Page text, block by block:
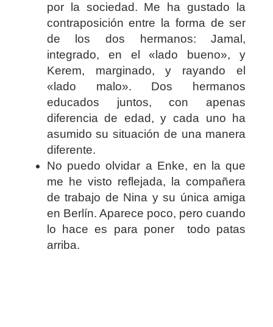
por la sociedad. Me ha gustado la
contraposición entre la forma de ser
de los dos hermanos: Jamal,
integrado, en el «lado bueno», y
Kerem, marginado, y rayando el
«lado malo». Dos hermanos
educados juntos, con apenas
diferencia de edad, y cada uno ha
asumido su situación de una manera
diferente.
No puedo olvidar a Enke, en la que
me he visto reflejada, la compañera
de trabajo de Nina y su única amiga
en Berlín. Aparece poco, pero cuando
lo hace es para poner todo patas
arriba.